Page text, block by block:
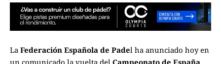
La Federación Española de Padel ha anunciado hoy en